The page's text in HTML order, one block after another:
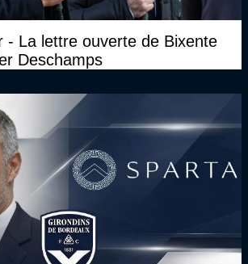
- La lettre ouverte de Bixente
Deschamps